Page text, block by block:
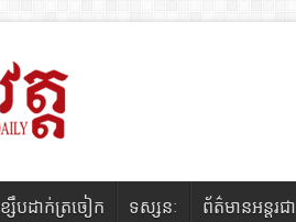
ខ្សឹបដាក់ត្រចៀក ទស្សនៈ ព័ត៌មានអន្តរជ